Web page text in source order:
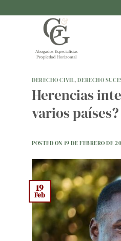
al
DERECHO CIVIL,DERECHO
Herencias
varios países?
POSTED ON 19 DE FEBRERO DE
19
Feb